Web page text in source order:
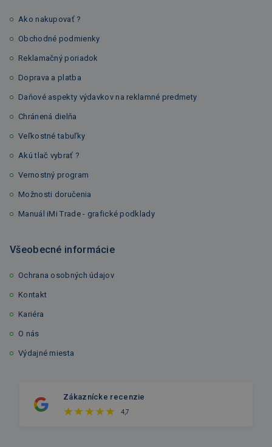
Ako nakupovať ?
Obchodné podmienky
Reklamačný poriadok
Doprava a platba
Daňové aspekty výdavkov na reklamné predmety
Chránená dielňa
Veľkostné tabuľky
Akú tlač vybrať ?
Vernostný program
Možnosti doručenia
Manuál iMi Trade - grafické podklady
Všeobecné informácie
Ochrana osobných údajov
Kontakt
Kariéra
O nás
Výdajné miesta
Zákaznícke recenzie
4,7